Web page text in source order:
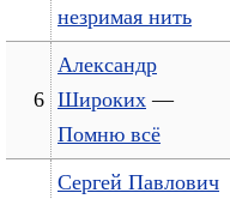
незримая нить
6
Александр
Широких —
Помню всё
Сергей Павлович